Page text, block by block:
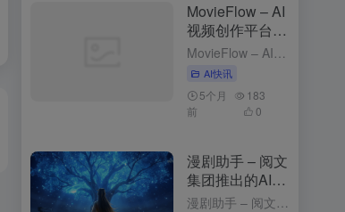
MovieFlow – AI
视频创作平台，
文本描述生成完
整视频
MovieFlow – AI视频创作平台，文本描述生成完整视频 3个月前发布 MovieFlow是什么 MovieFlow 是，能将用户的一句话、一个想法或一个完整剧本快速转化为几分钟到上百分钟的影片...
AI快讯
5个月
前
183
0
漫剧助手 – 阅文
集团推出的AI漫
剧创作平台
漫剧助手 – 阅文集团推出的AI漫剧创作平台 3周前发布 漫剧助手是什么 漫剧助手是阅文集团推出的AI漫剧创作平台，专为网文改编漫剧打造的一站式解决方案。平台整合10万+部阅文精品IP资源，支持从小说...